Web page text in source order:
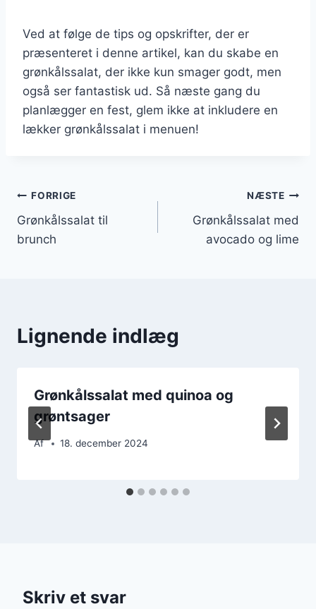
Ved at følge de tips og opskrifter, der er
præsenteret i denne artikel, kan du skabe en
grønkålssalat, der ikke kun smager godt, men
også ser fantastisk ud. Så næste gang du
planlægger en fest, glem ikke at inkludere en
lækker grønkålssalat i menuen!
Indlægsnavigation
FORRIGE
Grønkålssalat til
brunch
NÆSTE
Grønkålssalat med
avocado og lime
Lignende indlæg
Grønkålssalat med quinoa og
grøntsager
Af 18. december 2024
Skriv et svar